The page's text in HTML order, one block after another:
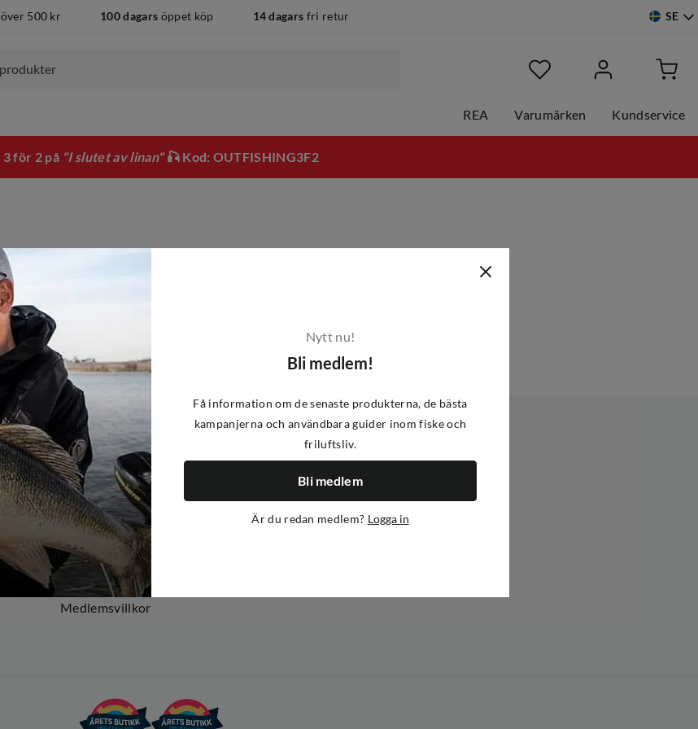
över 500 kr 100 dagars öppet köp 14 dagars fri retur SE
REA Varumärken Kundservice
3 för 2 på "I slutet av linan"🎣 Kod: OUTFISHING3F2
Om oss
Om Out Fishing
Operation Goksjø
Hållbarhet
Öppenhet
Kundklubb
Medlemsvillkor
Nytt nu!
Bli medlem!
Få information om de senaste produkterna, de bästa
kampanjerna och användbara guider inom fiske och
friluftsliv.
Bli medlem
Är du redan medlem? Logga in